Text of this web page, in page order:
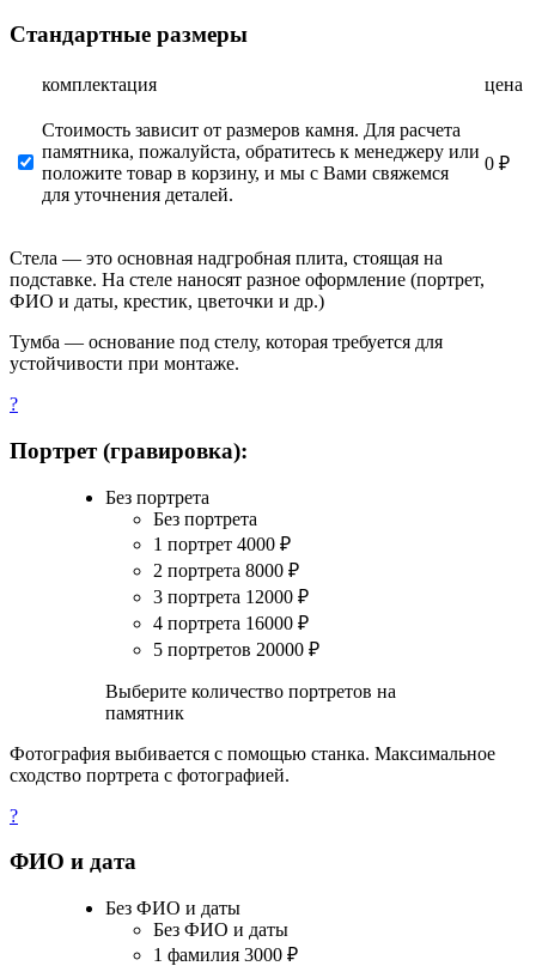
Стандартные размеры
комплектация цена
Стоимость зависит от размеров камня. Для расчета
памятника, пожалуйста, обратитесь к менеджеру или
положите товар в корзину, и мы с Вами свяжемся
для уточнения деталей.
0 ₽
Стела — это основная надгробная плита, стоящая на
подставке. На стеле наносят разное оформление (портрет,
ФИО и даты, крестик, цветочки и др.)
Тумба — основание под стелу, которая требуется для
устойчивости при монтаже.
?
Портрет (гравировка):
Без портрета
Без портрета
1 портрет 4000 ₽
2 портрета 8000 ₽
3 портрета 12000 ₽
4 портрета 16000 ₽
5 портретов 20000 ₽
Выберите количество портретов на
памятник
Фотография выбивается с помощью станка. Максимальное
сходство портрета с фотографией.
?
ФИО и дата
Без ФИО и даты
Без ФИО и даты
1 фамилия 3000 ₽